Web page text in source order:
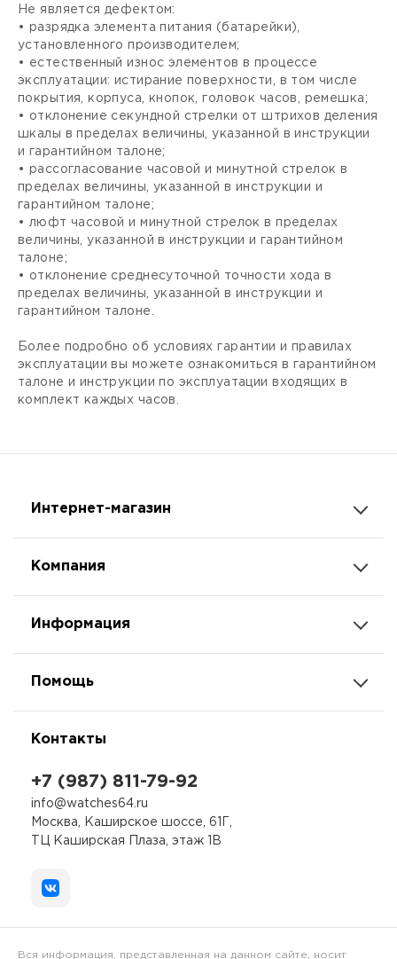
Не является дефектом:
• разрядка элемента питания (батарейки),
установленного производителем;
• естественный износ элементов в процессе
эксплуатации: истирание поверхности, в том числе
покрытия, корпуса, кнопок, головок часов, ремешка;
• отклонение секундной стрелки от штрихов деления
шкалы в пределах величины, указанной в инструкции
и гарантийном талоне;
• рассогласование часовой и минутной стрелок в
пределах величины, указанной в инструкции и
гарантийном талоне;
• люфт часовой и минутной стрелок в пределах
величины, указанной в инструкции и гарантийном
талоне;
• отклонение среднесуточной точности хода в
пределах величины, указанной в инструкции и
гарантийном талоне.
Более подробно об условиях гарантии и правилах
эксплуатации вы можете ознакомиться в гарантийном
талоне и инструкции по эксплуатации входящих в
комплект каждых часов.
Интернет-магазин
Компания
Информация
Помощь
Контакты
+7 (987) 811-79-92
info@watches64.ru
Москва, Каширское шоссе, 61Г,
ТЦ Каширская Плаза, этаж 1В
Вся информация, представленная на данном сайте, носит